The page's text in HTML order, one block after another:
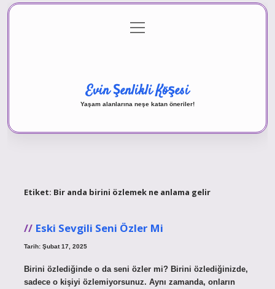
Gizlilik Politikası
menüyü
aç
Evin Şenlikli Köşesi
Yaşam alanlarına neşe katan öneriler!
Etiket: Bir anda birini özlemek ne anlama gelir
Eski Sevgili Seni Özler Mi
Tarih: Şubat 17, 2025
Birini özlediğinde o da seni özler mi? Birini özlediğinizde,
sadece o kişiyi özlemiyorsunuz. Aynı zamanda, onların